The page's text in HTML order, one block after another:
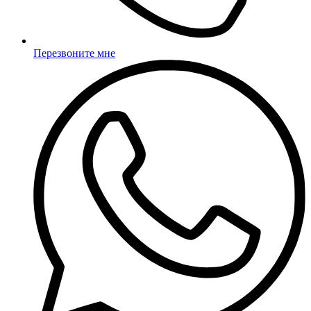
Перезвоните мне